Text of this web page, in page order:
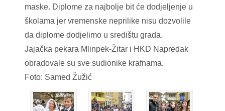
maske. Diplome za najbolje bit će dodjeljenje u
školama jer vremenske neprilike nisu dozvolile
da diplome dodjelimo u središtu grada.
Jajačka pekara Mlinpek-Žitar i HKD Napredak
obradovale su sve sudionike krafnama.
Foto: Samed Žužić